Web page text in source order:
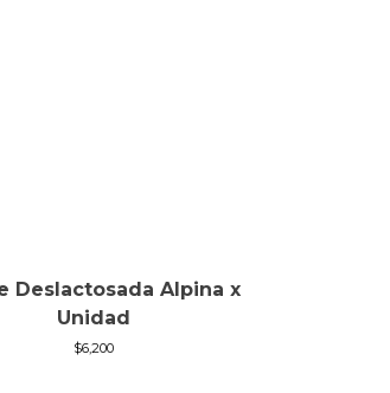
Deslactosada Alpina x
Unidad
$6,200